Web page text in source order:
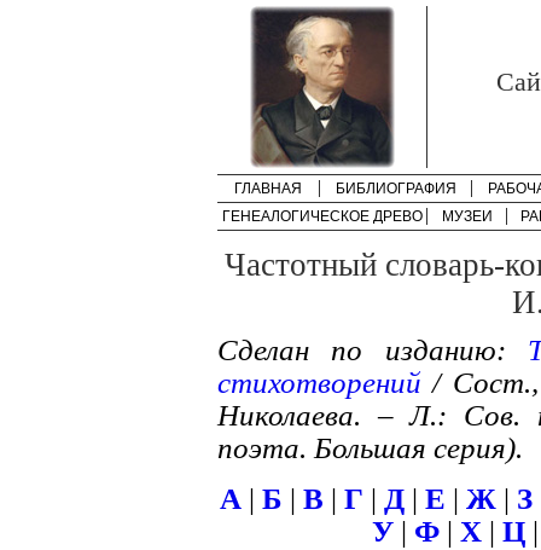
ГЛАВНАЯ БИБЛИОГРАФИЯ
ГЕНЕАЛОГИЧЕСКОЕ ДРЕВО
МУЗЕИ
Частотный словарь-
Сделан по изданию:
стихотворений / Сост.,
Николаева. – Л.: Сов.
поэта. Большая серия).
А | Б | В | Г | Д | Е | Ж | З
У | Ф | Х | Ц